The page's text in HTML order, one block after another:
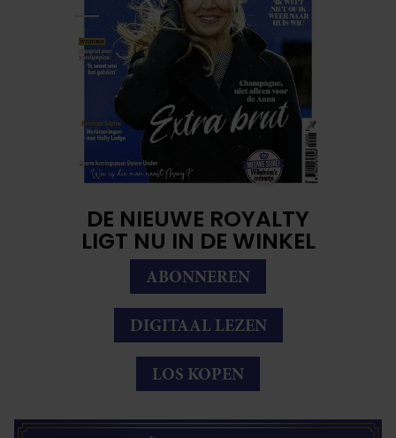
DE NIEUWE ROYALTY
LIGT NU IN DE WINKEL
ABONNEREN
DIGITAAL LEZEN
LOS KOPEN